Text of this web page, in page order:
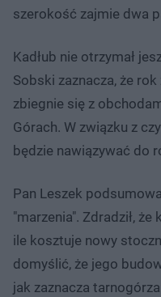
szerokość zajmie dwa
Kadłub nie otrzymał
Sobski zaznacza, że
zbiegnie się z
Górach. W związku z
będzie nawiązywać do
Pan Leszek
"marzenia". Zdradził,
ile kosztuje nowy
domyślić, że jego
jak zaznacza